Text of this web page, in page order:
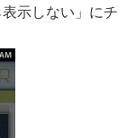
示しない」にチ